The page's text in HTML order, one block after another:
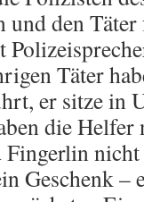
den Täter
Täter
er sitze in
die Helfer
Geschenk –